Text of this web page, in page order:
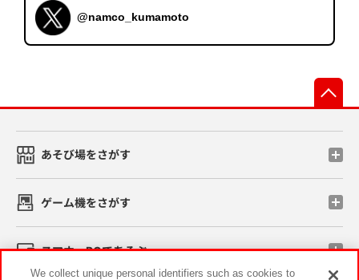
@namco_kumamoto
あそび場をさがす
ゲーム機をさがす
スマホ・PCであそぶ
We collect unique personal identifiers such as cookies to